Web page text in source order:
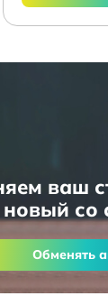
ваш
со
Обменять